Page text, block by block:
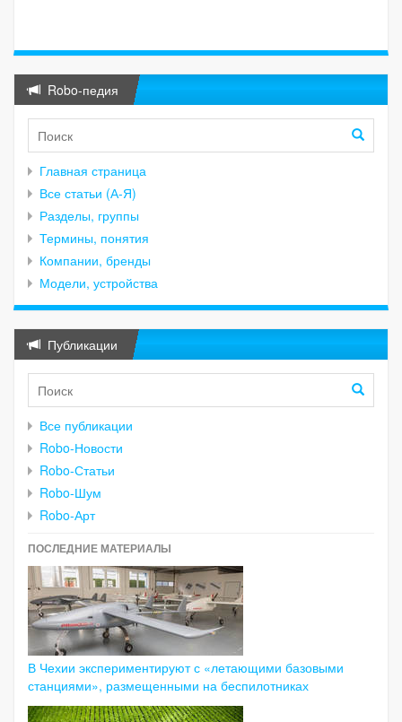
Robo-педия
Главная страница
Все статьи (А-Я)
Разделы, группы
Термины, понятия
Компании, бренды
Модели, устройства
Публикации
Все публикации
Robo-Новости
Robo-Статьи
Robo-Шум
Robo-Арт
ПОСЛЕДНИЕ МАТЕРИАЛЫ
В Чехии экспериментируют с «летающими базовыми
станциями», размещенными на беспилотниках